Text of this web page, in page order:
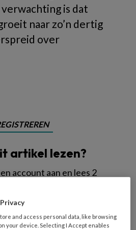
is dat
naar zo’n dertig
over
artikel lezen?
account aan en lees 2
and access personal data, like browsing
your device. Selecting I Accept enables